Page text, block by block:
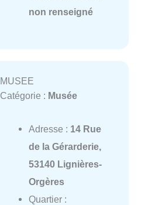
non renseigné
MUSEE
Catégorie : Musée
Adresse : 14 Rue
de la Gérarderie,
53140 Lignières-
Orgères
Quartier :